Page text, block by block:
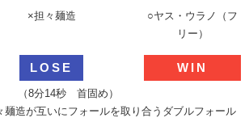
×担々麺造
○ヤス・ウラノ（フ
リー）
LOSE WIN
（8分14秒 首固め）
造が互いにフォールを取り合うダブルフォール